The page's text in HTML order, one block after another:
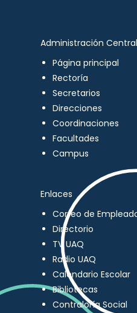
Administración Central
Página principal
Rectoría
Secretarios
Direcciones
Coordinaciones
Facultades
Campus
Enlaces
Correo de
Directorio
TV UAQ
Radio UAQ
Calendario Escolar
Bibliotecas
Contraloría Social